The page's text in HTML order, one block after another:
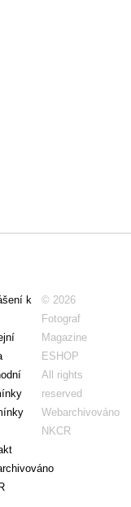
k
© 2026
Fotograf
Magazine
ESHOP
All rights
reserved
Webarchivováno
NKCR